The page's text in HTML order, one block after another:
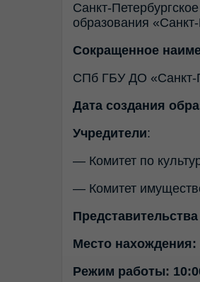
Санкт-
образования
Сокращенное
СПб ГБУ ДО «Санкт-
Дата создания
Учредители:
— Комитет по
— Комитет
Место нахождения:
Режим работы: